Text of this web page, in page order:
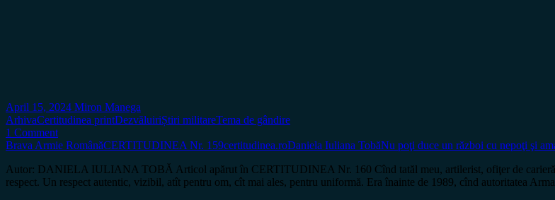
April 15, 2024 Miron Manega
ArhivaCertitudinea printDezvăluiriȘtiri militareTema de gândire
1 Comment
Brava Armie RomânăCERTITUDINEA Nr. 159certitudinea.roDaniela Iuliana TobăNu poţi duce un război cu nepoţi şi
Autor: DANIELA IULIANA TOBĂ Articol apărut în CERTITUDINEA Nr. 160 Cînd tatăl meu, artilerist, ofiţer de carieră
respect. Un respect autentic, vizibil, atît pentru om, cît mai ales, pentru uniformă. Era înainte de 1989, cînd autoritatea